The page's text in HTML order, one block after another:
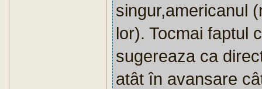
singur,americanul
lor). Tocmai faptul
sugereaza ca
atât în avansare